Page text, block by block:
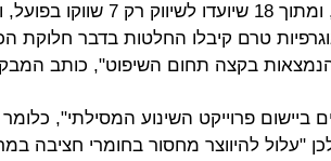
טרם קיבלו החלטות בדבר חלוקת
בקצה תחום השיפוט", כותב
ביישום פרוייקט השינוע המסילתי", כלומר
"עלול להיווצר מחסור בחומרי חציבה